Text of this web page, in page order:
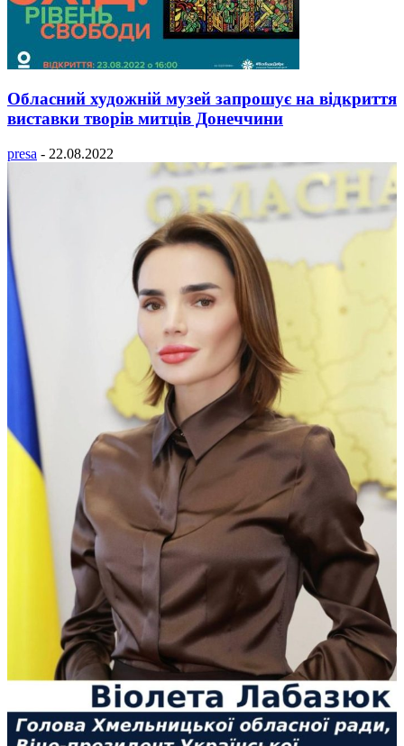
Обласний художній музей запрошує на відкриття
виставки творів митців Донеччини
presa - 22.08.2022